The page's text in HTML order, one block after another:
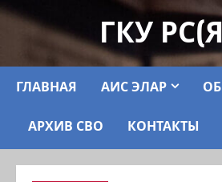
ГКУ
ГЛАВНАЯ АИС ЭЛАР
АРХИВ СВО КОНТАКТЫ